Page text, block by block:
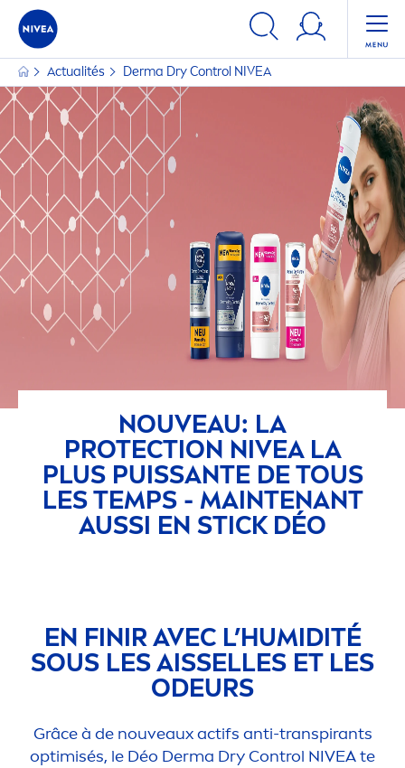
Actualités Derma Dry Control NIVEA
NOUVEAU: LA
PROTECTION NIVEALA
PLUS PUISSANTE DE TOUS
LES TEMPS - MAINTENANT
AUSSI EN STICK DÉO
EN FINIR AVEC L’HUMIDITÉ
SOUS LES AISSELLES ET LES
ODEURS
Grâce à de nouveaux actifs anti-transpirants
optimisés, le Déo Derma Dry Control NIVEAte